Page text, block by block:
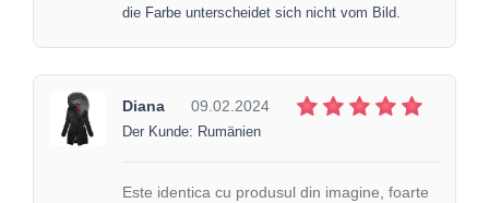
die Farbe unterscheidet sich nicht vom Bild.
Diana 09.02.2024
Der Kunde: Rumänien
Este identica cu produsul din imagine, foarte